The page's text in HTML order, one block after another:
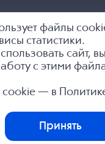
файлы
статистики.
сайт,
с этими
cookie — в
Принять